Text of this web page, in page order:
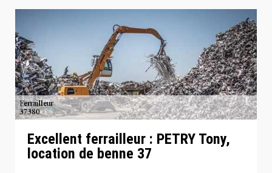
Excellent ferrailleur : PETRY Tony,
location de benne 37